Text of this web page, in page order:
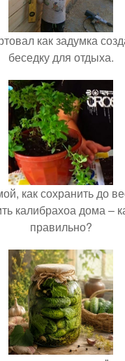
как задумка
беседку для отдыха.
как сохранить до
калибрахоа дома –
правильно?